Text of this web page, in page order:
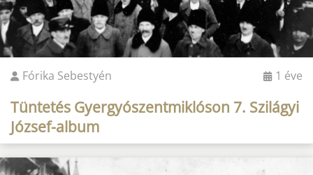
Fórika Sebestyén 1 éve
Tüntetés Gyergyószentmiklóson 7. Szilágyi
József-album